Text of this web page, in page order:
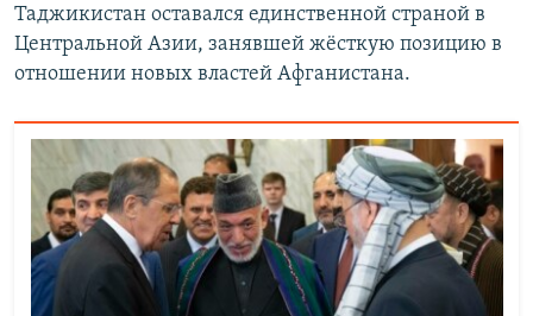
Таджикистан оставался единственной страной в
Центральной Азии, занявшей жёсткую позицию в
отношении новых властей Афганистана.